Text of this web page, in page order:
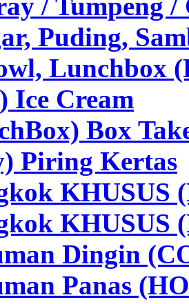
/ Tumpeng /
Puding,
Lunchbox
Ice Cream
Box
Piring Kertas
KHUSUS
KHUSUS
Dingin
Panas